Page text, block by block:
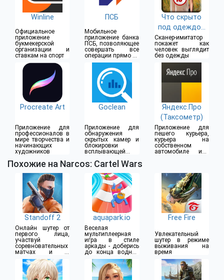
Winline
Официальное
приложение
букмекерской
организации и
ставкам на спорт
ПСБ
Мобильное
приложение банка
ПСБ, позволяющее
совершать все
операции прямо из
дома
Что скрыто
под одеждой
(18+)
Сканер-имитатор
покажет как
человек выглядит
без одежды
Procreate Art
Приложение для
профессионалов в
мире творчества и
начинающих
художников
Goclean
Приложение для
обнаружения
скрытых камер и
блокировки
всплывающей
Яндекс.Про
(Таксометр)
Приложение для
пешего курьера,
курьера на
собственном
автомобиле или
Похожие на Narcos: Cartel Wars
Standoff 2
Онлайн шутер от
первого лица,
участвуй
соревновательных
матчах и в
командных боях
aquapark.io
Веселая
мультиплеерная
игра в стиле
аркады - доберись
до конца водной
горки
Free Fire
Увлекательный
шутер в режиме
выживания на
время